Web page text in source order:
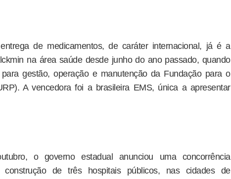
de medicamentos, de caráter internacional, já é a
na área saúde desde junho do ano passado, quando
gestão, operação e manutenção da Fundação para o
A vencedora foi a brasileira EMS, única a apresentar
o governo estadual anunciou uma concorrência
construção de três hospitais públicos, nas cidades de